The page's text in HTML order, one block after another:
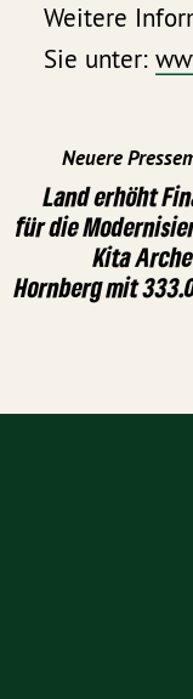
Weitere
Sie unter:
Neuere
Land erhöht
für die
Kita
Hornberg mit